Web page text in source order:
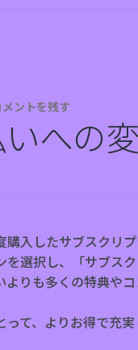
メントを残す
への
入したサブスクリ
選択し、「サブス
りも多くの特典やコ
て、よりお得で充